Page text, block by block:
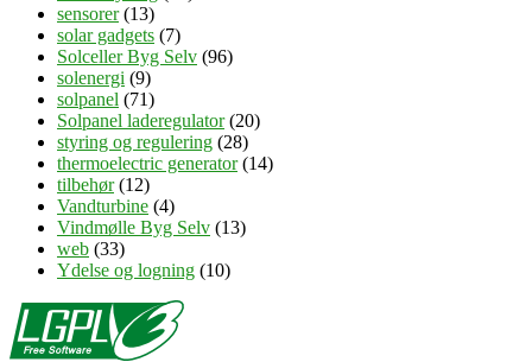
sensorer(13)
solar gadgets (7)
Solceller Byg Selv (96)
solenergi (9)
solpanel (71)
Solpanel laderegulator(20)
styring og regulering (28)
thermoelectric generator(14)
tilbehør(12)
Vandturbine (4)
Vindmølle Byg Selv (13)
web (33)
Ydelse og logning (10)